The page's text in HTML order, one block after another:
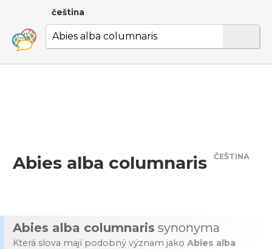
čeština
Abies alba columnaris ČEŠTINA
Abies alba columnaris synonyma
Která slova mají podobný význam jako Abies alba